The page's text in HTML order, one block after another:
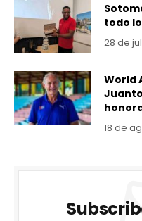
todo
28 de
World
18 de